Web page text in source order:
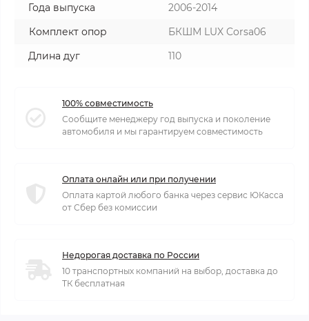
Года выпуска
2006-2014
Комплект опор
БКШМ LUX Corsa06
Длина дуг
110
100% совместимость
Сообщите менеджеру год выпуска и поколение
автомобиля и мы гарантируем совместимость
Оплата онлайн или при получении
Оплата картой любого банка через сервис ЮКасса
от Сбер без комиссии
Недорогая доставка по России
10 транспортных компаний на выбор, доставка до
ТК бесплатная